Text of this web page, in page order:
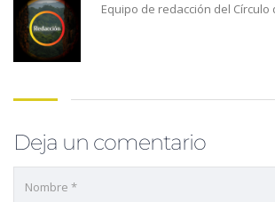
Equipo de redacción del Círculo
Deja un comentario